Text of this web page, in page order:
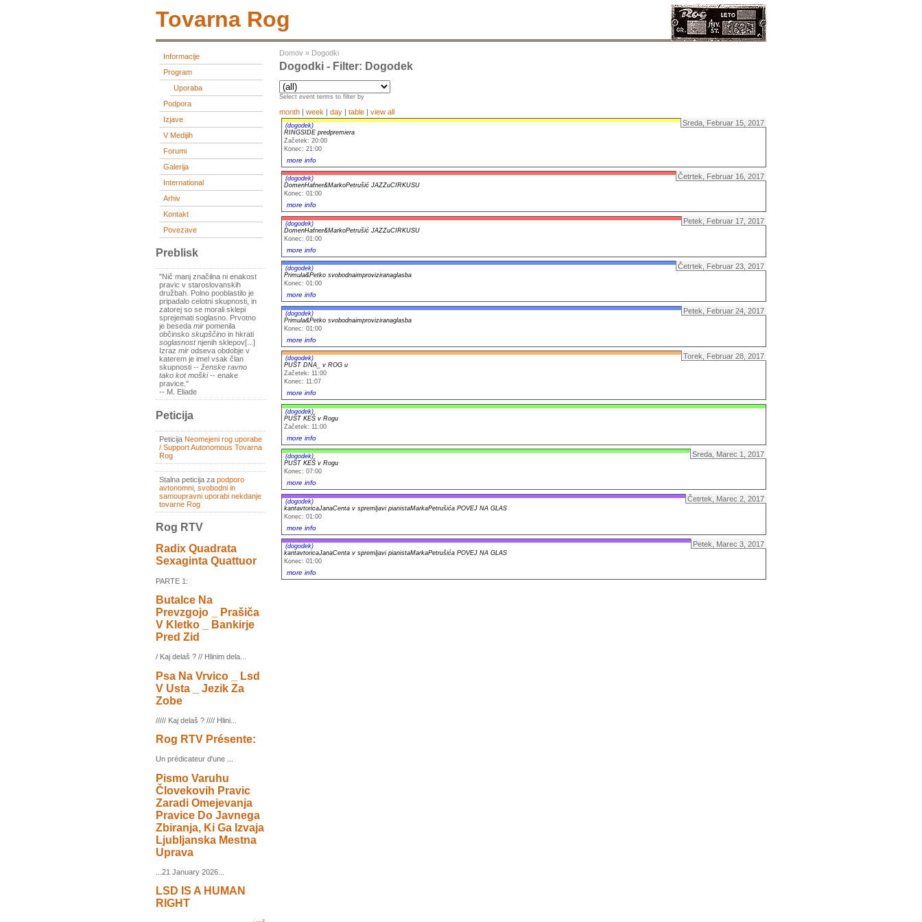
Tovarna Rog
Informacije
Program
Uporaba
Podpora
Izjave
V Medijih
Forumi
Galerija
International
Arhiv
Kontakt
Povezave
Preblisk
"Nič manj značilna ni enakost
pravic v staroslovanskih
družbah. Polno pooblastilo je
pripadalo celotni skupnosti, in
zatorej so se morali sklepi
sprejemati soglasno. Prvotno
je beseda mir pomenila
občinsko skupščino in hkrati
soglasnostnjenih sklepov[...]
Izraz mir odseva obdobje v
katerem je imel vsak član
skupnosti -- ženske ravno
tako kot moški-- enake
pravice."
-- M. Eliade
Peticija
Peticija Neomejeni rog uporabe
/ Support Autonomous Tovarna
Rog
Stalna peticija za podporo
avtonomni, svobodni in
samoupravni uporabi nekdanje
tovarne Rog
Rog RTV
Radix Quadrata
Sexaginta Quattuor
PARTE 1:
Butalce Na
Prevzgojo _ Prašiča
V Kletko _ Bankirje
Pred Zid
/ Kaj delaš ? // Hlinim dela...
Psa Na Vrvico _ Lsd
V Usta _ Jezik Za
Zobe
///// Kaj delaš ? //// Hlini...
Rog RTV Présente:
Un prédicateur d'une ...
Pismo Varuhu
Človekovih Pravic
Zaradi Omejevanja
Pravice Do Javnega
Zbiranja, Ki Ga Izvaja
Ljubljanska Mestna
Uprava
...21 January 2026...
LSD IS A HUMAN
RIGHT
Domov » Dogodki
Dogodki - Filter: Dogodek
Select event terms to filter by
month | week | day | table | view all
Sreda, Februar 15, 2017
(dogodek)
RINGSIDE predpremiera
Začetek: 20:00
Konec: 21:00
more info
Četrtek, Februar 16, 2017
(dogodek)
DomenHafner&MarkoPetrušić JAZZuCIRKUSU
Konec: 01:00
more info
Petek, Februar 17, 2017
(dogodek)
DomenHafner&MarkoPetrušić JAZZuCIRKUSU
Konec: 01:00
more info
Četrtek, Februar 23, 2017
(dogodek)
Primula&Petko svobodnaimproviziranaglasba
Konec: 01:00
more info
Petek, Februar 24, 2017
(dogodek)
Primula&Petko svobodnaimproviziranaglasba
Konec: 01:00
more info
Torek, Februar 28, 2017
(dogodek)
PUST DNA_ v ROG u
Začetek: 11:00
Konec: 11:07
more info
(dogodek)
PUST KEŠ v Rogu
Začetek: 11:00
more info
Sreda, Marec 1, 2017
(dogodek)
PUST KEŠ v Rogu
Konec: 07:00
more info
Četrtek, Marec 2, 2017
(dogodek)
kantavtoricaJanaCenta v spremljavi pianistaMarkaPetrušića POVEJ NA GLAS
Konec: 01:00
more info
Petek, Marec 3, 2017
(dogodek)
kantavtoricaJanaCenta v spremljavi pianistaMarkaPetrušića POVEJ NA GLAS
Konec: 01:00
more info